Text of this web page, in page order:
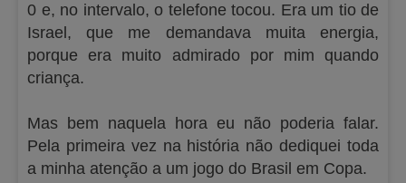
0 e, no intervalo, o telefone tocou. Era um tio de
Israel, que me demandava muita energia,
porque era muito admirado por mim quando
criança.
Mas bem naquela hora eu não poderia falar.
Pela primeira vez na história não dediquei toda
a minha atenção a um jogo do Brasil em Copa.